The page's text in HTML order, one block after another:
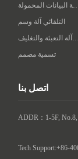
المحمولة
التلقائي آلة وسم
ذكي آلة التعبئة والتغليف
تسمية مصمم
اتصل بنا
ADDR：1-5F, No.8,
Tech Support:+86-